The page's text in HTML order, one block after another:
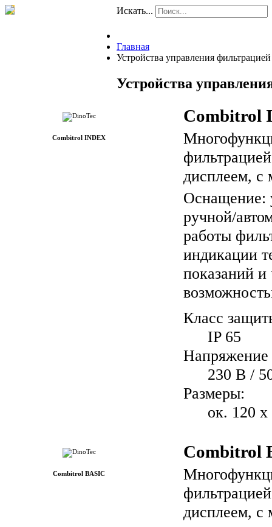
Искать...
Главная
Устройства управления фильтрацией
Устройства
Combitrol INDEX
Combitrol
дисплеем, с
Оснащение:
ручной/
работы
индикации
показаний и
Класс
IP 65
Напряжение
230 В /
Размеры:
ок. 120
Combitrol BASIC
Combitrol
дисплеем, с